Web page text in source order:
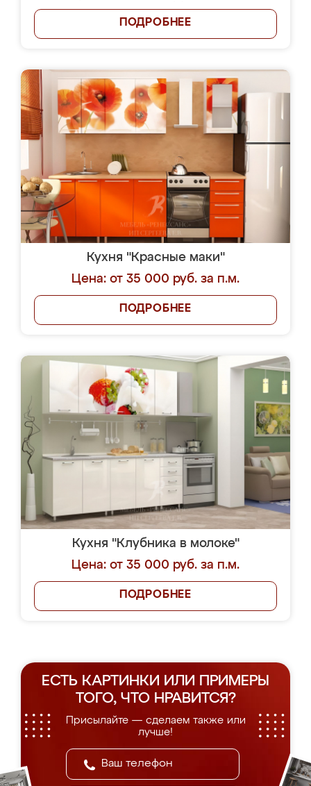
ПОДРОБНЕЕ
Кухня "Красные маки"
Цена: от 35 000 руб. за п.м.
ПОДРОБНЕЕ
Кухня "Клубника в молоке"
Цена: от 35 000 руб. за п.м.
ПОДРОБНЕЕ
ЕСТЬ КАРТИНКИ ИЛИ ПРИМЕРЫ
ТОГО, ЧТО НРАВИТСЯ?
Присылайте — сделаем также или
лучше!